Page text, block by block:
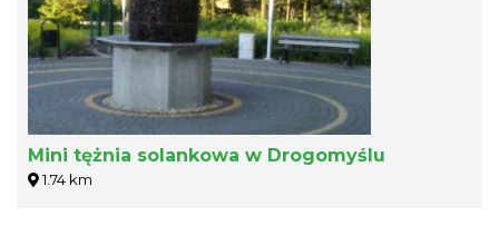
Mini tężnia solankowa w Drogomyślu
1.74 km